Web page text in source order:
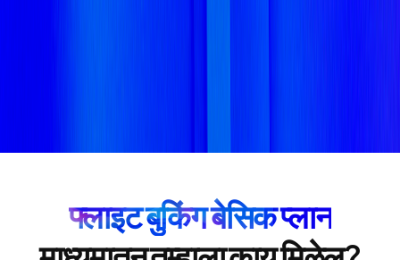
फ्लाइट बुकिंग बेसिक प्लान